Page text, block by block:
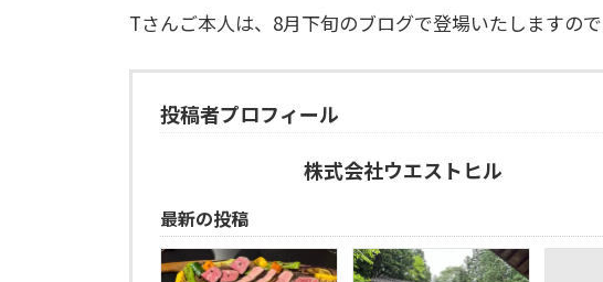
Tさんご本人は、8月下旬のブログで登場いたしますので
投稿者プロフィール
株式会社ウエストヒル
最新の投稿